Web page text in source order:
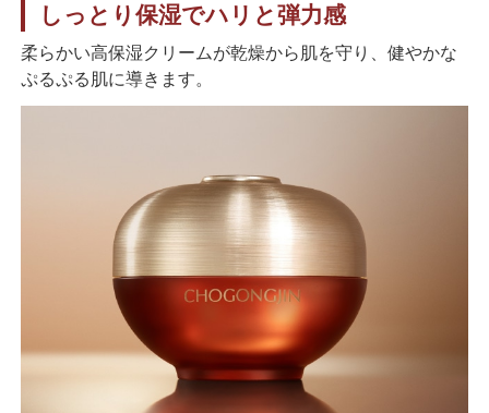
しっとり保湿でハリと弾力感
柔らかい高保湿クリームが乾燥から肌を守り、健やかな
ぷるぷる肌に導きます。